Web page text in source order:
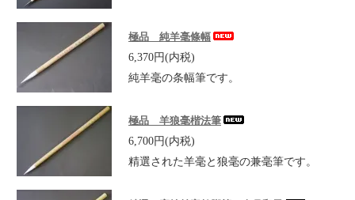
極品 純羊毫條幅
6,370円(内税)
純羊毫の条幅筆です。
極品 羊狼毫楷法筆
6,700円(内税)
精選された羊毫と狼毫の兼毫筆です。